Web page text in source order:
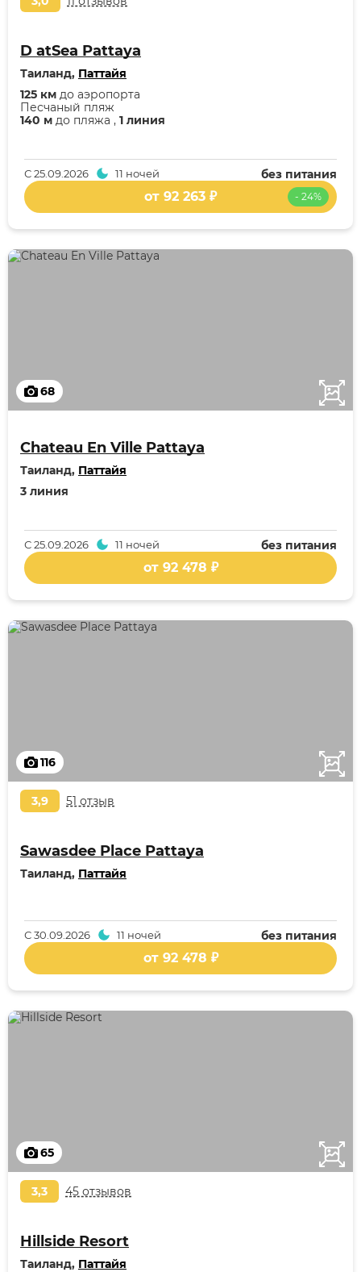
D atSea Pattaya
Таиланд, Паттайя
140 м до пляжа , 1 линия
Песчаный пляж
125 км до аэропорта
без питания
С25.09.2026 11 ночей
- 24%
от 92 263 ₽
68
Chateau En Ville Pattaya
Таиланд, Паттайя
3 линия
без питания
С25.09.2026 11 ночей
от 92 478 ₽
116
3,9 51 отзыв
Sawasdee Place Pattaya
Таиланд, Паттайя
без питания
С30.09.2026 11 ночей
от 92 478 ₽
65
3,3 45 отзывов
Hillside Resort
Таиланд, Паттайя